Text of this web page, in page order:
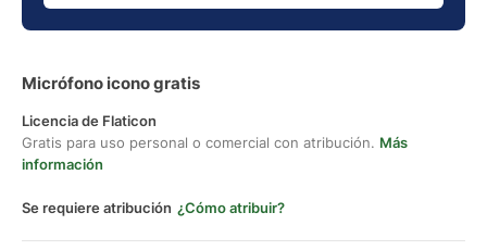
Micrófono icono gratis
Licencia de Flaticon
Gratis para uso personal o comercial con atribución. Más
información
Se requiere atribución ¿Cómo atribuir?